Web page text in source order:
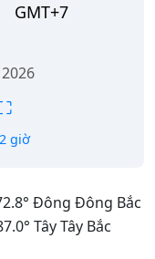
GMT+7
giờ
Đông Đông Bắc
Tây Tây Bắc